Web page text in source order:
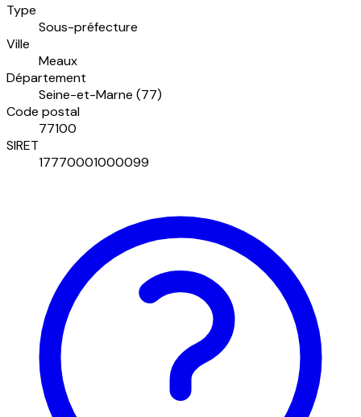
Type
Sous-préfecture
Ville
Meaux
Département
Seine-et-Marne (77)
Code postal
77100
SIRET
17770001000099